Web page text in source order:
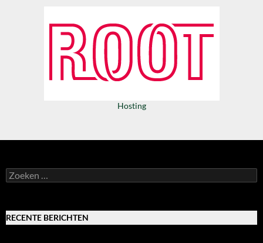
Hosting
Zoeken
naar:
RECENTE BERICHTEN